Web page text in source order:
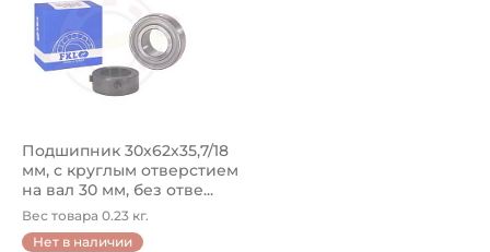
Шероховатость
Смазка:
Возможность дополнительной смазки
Классификация завода - производителя:
Запасные части Neovert для сельхозтехники
Страна происхождения:
Китай
Подшипник 30х62х35,7/18
мм, с круглым отверстием
на вал 30 мм, без отве...
Вес товара 0.23 кг.
Нет в наличии